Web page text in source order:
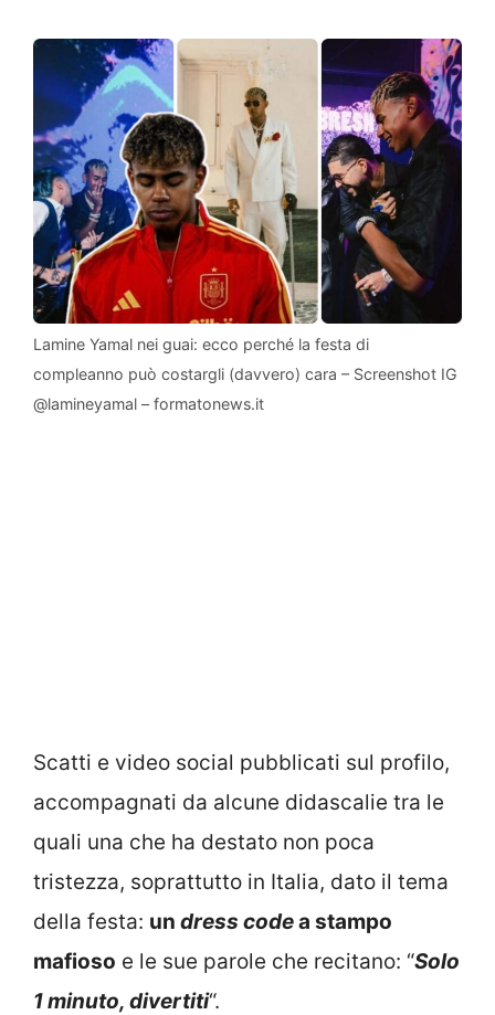
Lamine Yamal nei guai: ecco perché la festa di
compleanno può costargli (davvero) cara – Screenshot IG
@lamineyamal – formatonews.it
Scatti e video social pubblicati sul profilo,
accompagnati da alcune didascalie tra le
quali una che ha destato non poca
tristezza, soprattutto in Italia, dato il tema
della festa: un dress codea stampo
mafioso e le sue parole che recitano: “Solo
1 minuto, divertiti“.